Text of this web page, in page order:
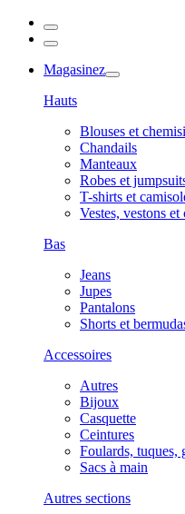
Magasinez
Hauts
Blouses et
Chandails
Manteaux
Robes et
T-shirts et
Vestes, vestons et
Bas
Jeans
Jupes
Pantalons
Shorts et
Accessoires
Autres
Bijoux
Casquette
Ceintures
Foulards, tuques,
Sacs à main
Autres sections